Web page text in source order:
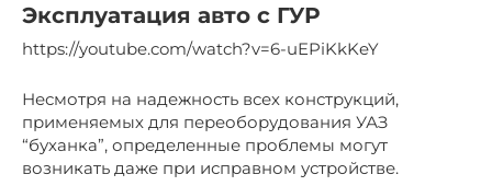
Эксплуатация авто с ГУР
https://youtube.com/watch?v=6-uEPiKkKeY
Несмотря на надежность всех конструкций,
применяемых для переоборудования УАЗ
“буханка”, определенные проблемы могут
возникать даже при исправном устройстве.